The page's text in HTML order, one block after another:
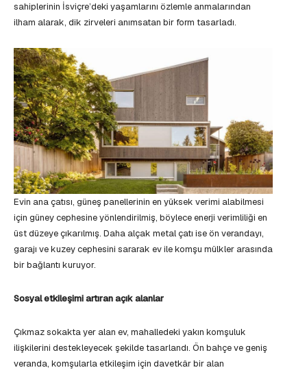
sahiplerinin İsviçre’deki yaşamlarını özlemle anmalarından
ilham alarak, dik zirveleri anımsatan bir form tasarladı.
Evin ana çatısı, güneş panellerinin en yüksek verimi alabilmesi
için güney cephesine yönlendirilmiş, böylece enerji verimliliği en
üst düzeye çıkarılmış. Daha alçak metal çatı ise ön verandayı,
garajı ve kuzey cephesini sararak ev ile komşu mülkler arasında
bir bağlantı kuruyor.
Sosyal etkileşimi artıran açık alanlar
Çıkmaz sokakta yer alan ev, mahalledeki yakın komşuluk
ilişkilerini destekleyecek şekilde tasarlandı. Ön bahçe ve geniş
veranda, komşularla etkileşim için davetkâr bir alan